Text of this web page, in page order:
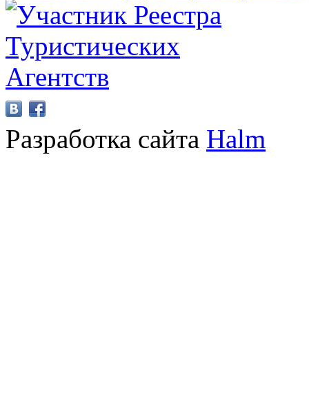
Разработка сайта Halm